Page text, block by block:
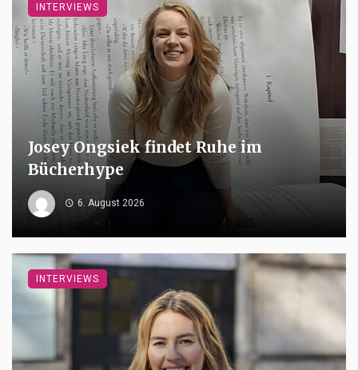
Josey Ongsiek findet Ruhe im
Bücherhype
6. August 2026
INTERVIEWS
INTERVIEWS